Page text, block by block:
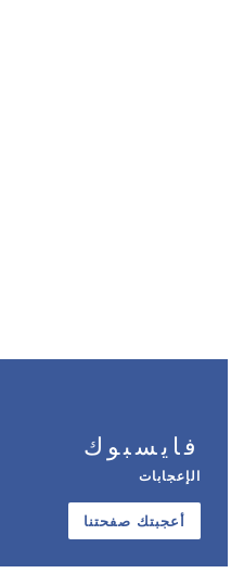
فايسبوك
الإعجابات
أعجبتك صفحتنا